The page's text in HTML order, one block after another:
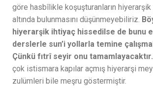
göre hasbîlikle koşuşturanların hiyerarşik
altında bulunmasını düşünmeyebiliriz.
hiyerarşik ihtiyaç hissedilse de bunu
derslerle sun’i yollarla temine
Çünkü fıtrî seyir onu tamamlayacaktır.
çok istismara kapılar açmış hiyerarşi
zulümleri bile meşru göstermiştir.